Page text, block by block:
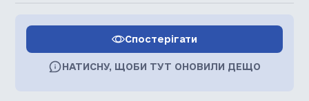
Спостерігати
НАТИСНУ, ЩОБИ ТУТ ОНОВИЛИ ДЕЩО